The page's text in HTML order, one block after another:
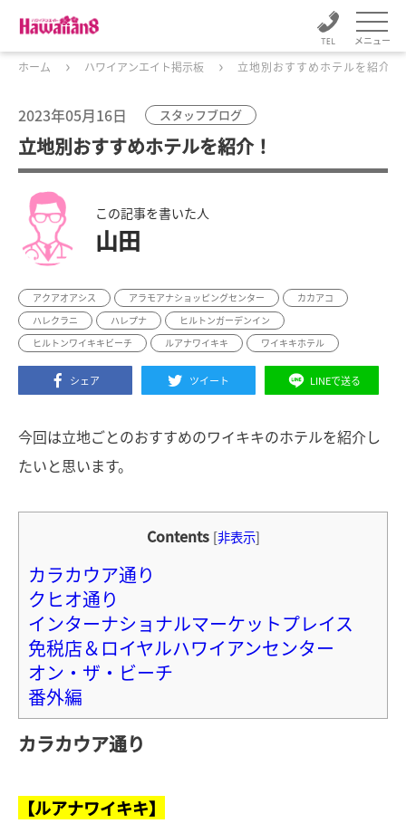
メニュー
ホーム ハワイアンエイト掲示板 立地別おすすめホテルを紹介！
2023年05月16日 スタッフブログ
立地別おすすめホテルを紹介！
この記事を書いた人
山田
アクアオアシス アラモアナショッピングセンター
カカアコ
ハレクラニ
ハレプナ
ヒルトンガーデンイン
ヒルトンワイキキビーチ
ルアナワイキキ ワイキキホテル
シェア ツイート LINEで送る
今回は立地ごとのおすすめのワイキキのホテルを紹介し
たいと思います。
Contents [非表示]
カラカウア通り
クヒオ通り
インターナショナルマーケットプレイス
免税店＆ロイヤルハワイアンセンター
オン・ザ・ビーチ
番外編
カラカウア通り
【ルアナワイキキ】